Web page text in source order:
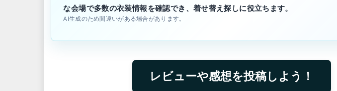
な会場で多数の衣装情報を確認でき、着せ替え探しに役立ちます。
AI生成のため間違いがある場合があります。
レビューや感想を投稿しよう！